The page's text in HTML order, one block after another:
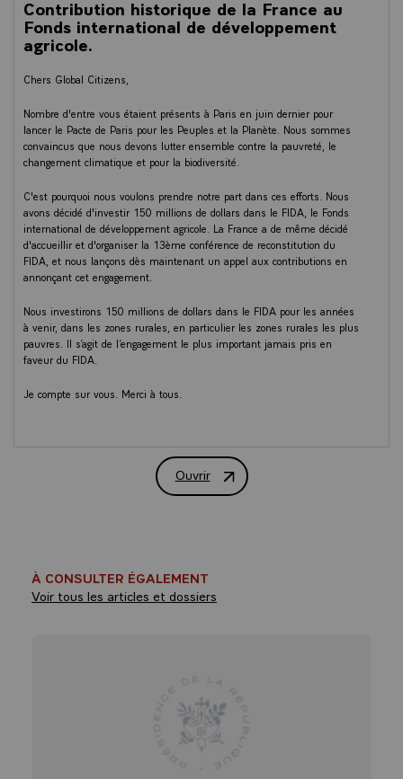
Contribution historique de la France au
Fonds international de développement
agricole.
Chers Global Citizens,
Nombre d'entre vous étaient présents à Paris en juin dernier pour
lancer le Pacte de Paris pour les Peuples et la Planète. Nous sommes
convaincus que nous devons lutter ensemble contre la pauvreté, le
changement climatique et pour la biodiversité.
C'est pourquoi nous voulons prendre notre part dans ces efforts. Nous
avons décidé d'investir 150 millions de dollars dans le FIDA, le Fonds
international de développement agricole. La France a de même décidé
d'accueillir et d'organiser la 13ème conférence de reconstitution du
FIDA, et nous lançons dès maintenant un appel aux contributions en
annonçant cet engagement.
Nous investirons 150 millions de dollars dans le FIDA pour les années
à venir, dans les zones rurales, en particulier les zones rurales les plus
pauvres. Il s’agit de l’engagement le plus important jamais pris en
faveur du FIDA.
Je compte sur vous. Merci à tous.
Ouvrir
Contribution historique de la France
À CONSULTER ÉGALEMENT
Voir tous les articles et dossiers